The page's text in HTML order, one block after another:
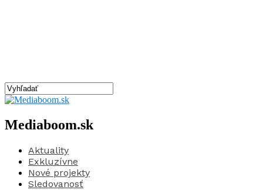
Mediaboom.sk
Aktuality
Exkluzívne
Nové projekty
Sledovanosť